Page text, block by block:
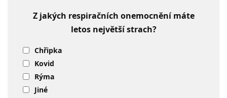
Z jakých respiračních onemocnění máte
letos největší strach?
Chřipka
Kovid
Rýma
Jiné